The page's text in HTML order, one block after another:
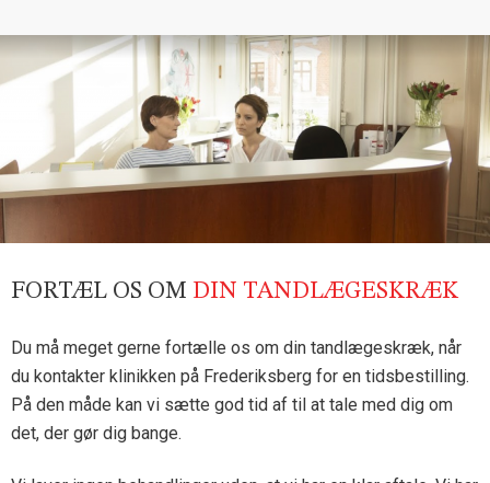
FORTÆL OS OM DIN TANDLÆGESKRÆK
Du må meget gerne fortælle os om din tandlægeskræk, når
du kontakter klinikken på Frederiksberg for en tidsbestilling.
På den måde kan vi sætte god tid af til at tale med dig om
det, der gør dig bange.